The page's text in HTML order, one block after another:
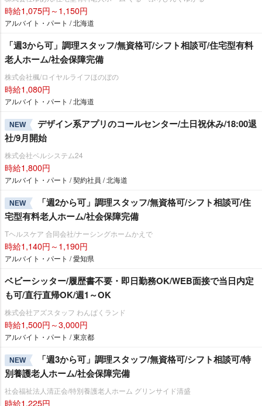
時給1,075円～1,150円
アルバイト・パート / 北海道
「週3から可」調理スタッフ/無資格可/シフト相談可/住宅型有料
老人ホーム/社会保障完備
株式会社楓/ロイヤルライフほのぼの
時給1,080円
アルバイト・パート / 北海道
NEW
デザイン系アプリのコールセンター/土日祝休み/18:00退
社/9月開始
株式会社ベルシステム24
時給1,800円
アルバイト・パート / 契約社員 / 北海道
NEW
「週2から可」調理スタッフ/無資格可/シフト相談可/住
宅型有料老人ホーム/社会保障完備
Tヘルスケア 合同会社/ナーシングホームかえで
時給1,140円～1,190円
アルバイト・パート / 愛知県
ベビーシッター/履歴書不要・即日勤務OK/WEB面接で当日内定
も可/直行直帰OK/週1～OK
株式会社アズスタッフ わんぱくランド
時給1,500円～3,000円
アルバイト・パート / 東京都
NEW
「週3から可」調理スタッフ/無資格可/シフト相談可/特
別養護老人ホーム/社会保障完備
社会福祉法人清正会/特別養護老人ホーム グリンサイド清盛
時給1,225円